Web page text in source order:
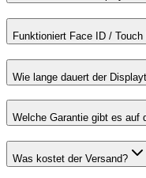
Funktioniert Face ID /
Wie lange dauert der
Welche Garantie gibt es auf
Was kostet der Versand?